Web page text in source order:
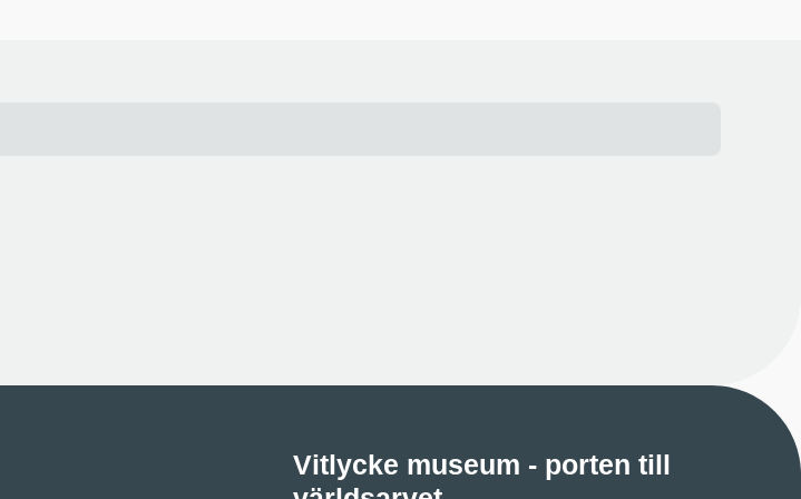
Vitlycke museum - porten till